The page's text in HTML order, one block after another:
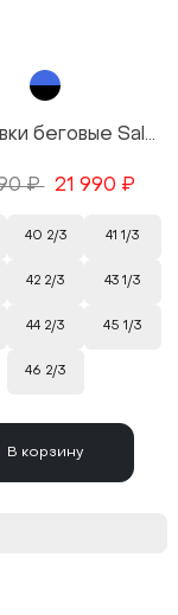
Кроссовки беговые Salomon Speedcross 6 GTX Equipe цвет Blue/Синий
₽ 21 990 ₽
40 2/3 41 1/3
42 2/3 43 1/3
44 2/3 45 1/3
46 2/3
В корзину